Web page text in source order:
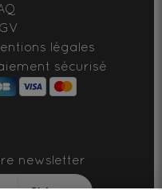
légales
sécurisé
newsletter